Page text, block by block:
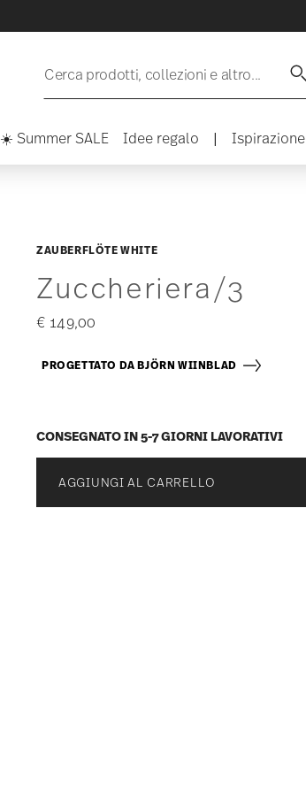
Cerca prodotti, collezioni e altro...
☀️ Summer SALE Idee regalo | Ispirazione
ZAUBERFLÖTE WHITE
Zuccheriera/3
€ 149,00
PROGETTATO DA BJÖRN WIINBLAD
CONSEGNATO IN 5-7 GIORNI LAVORATIVI
AGGIUNGI AL CARRELLO